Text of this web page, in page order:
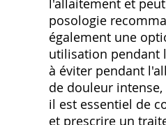
l'allaitement et
posologie
également une
utilisation pendant
à éviter pendant
de douleur
il est essentiel de
et prescrire un